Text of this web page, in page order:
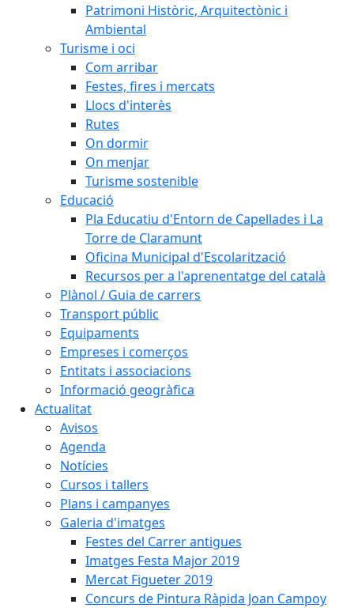
Patrimoni Històric, Arquitectònic i
Ambiental
Turisme i oci
Com arribar
Festes, fires i mercats
Llocs d'interès
Rutes
On dormir
On menjar
Turisme sostenible
Educació
Pla Educatiu d'Entorn de Capellades i La
Torre de Claramunt
Oficina Municipal d'Escolarització
Recursos per a l'aprenentatge del català
Plànol / Guia de carrers
Transport públic
Equipaments
Empreses i comerços
Entitats i associacions
Informació geogràfica
Actualitat
Avisos
Agenda
Notícies
Cursos i tallers
Plans i campanyes
Galeria d'imatges
Festes del Carrer antigues
Imatges Festa Major 2019
Mercat Figueter 2019
Concurs de Pintura Ràpida Joan Campoy